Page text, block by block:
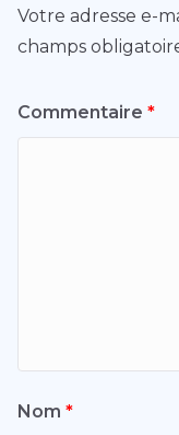
Votre adresse e-
champs
Commentaire *
Nom *